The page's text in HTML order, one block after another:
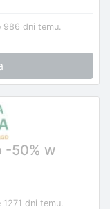
986 dni temu.
-50% w
dni temu.